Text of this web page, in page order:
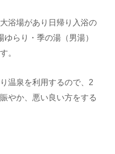
浴場があり日帰り入浴の
らり・季の湯（男湯）
。
温泉を利用するので、2
やか、悪い良い方をする